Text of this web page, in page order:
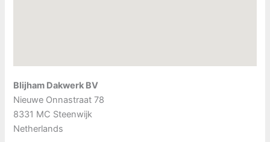
Blijham Dakwerk BV
Nieuwe Onnastraat 78
8331 MC Steenwijk
Netherlands